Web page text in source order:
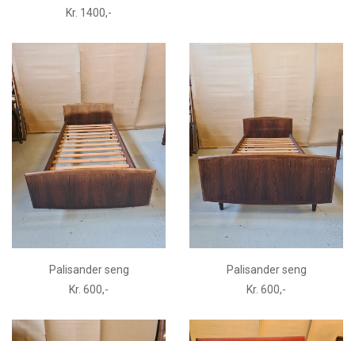
Kr. 1400,-
Palisander seng
Kr. 600,-
Palisander seng
Kr. 600,-